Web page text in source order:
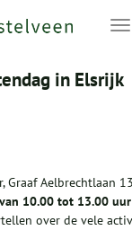
in Elsrijk
Graaf Aelbrechtlaan
10.00 tot 13.00 uur
over de vele